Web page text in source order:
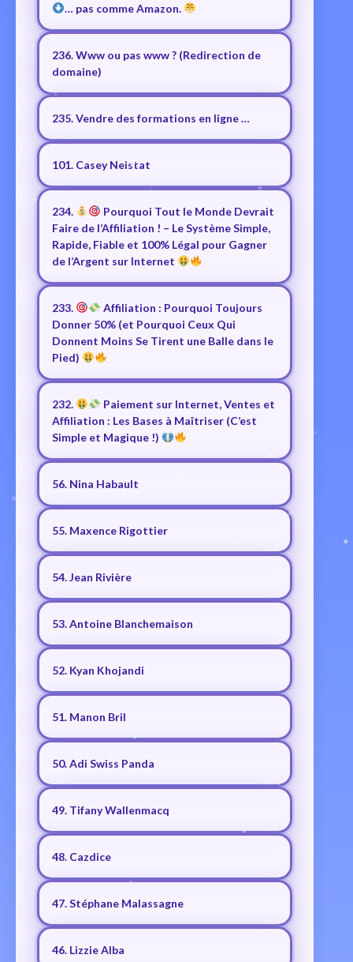
… pas comme Amazon.
236. Www ou pas www ? (Redirection de
domaine)
235. Vendre des formations en ligne …
101. Casey Neistat
234.
Pourquoi Tout le Monde Devrait
Faire de l’Affiliation ! – Le Système Simple,
Rapide, Fiable et 100% Légal pour Gagner
de l’Argent sur Internet
233.
Affiliation : Pourquoi Toujours
Donner 50% (et Pourquoi Ceux Qui
Donnent Moins Se Tirent une Balle dans le
Pied)
232.
Paiement sur Internet, Ventes et
Affiliation : Les Bases à Maîtriser (C’est
Simple et Magique !)
56. Nina Habault
55. Maxence Rigottier
54. Jean Rivière
53. Antoine Blanchemaison
52. Kyan Khojandi
51. Manon Bril
50. Adi Swiss Panda
49. Tifany Wallenmacq
48. Cazdice
47. Stéphane Malassagne
46. Lizzie Alba